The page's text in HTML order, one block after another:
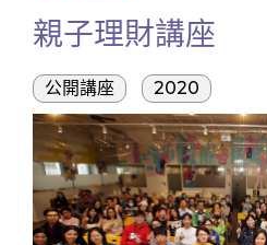
親子理財講座
公開講座 2020